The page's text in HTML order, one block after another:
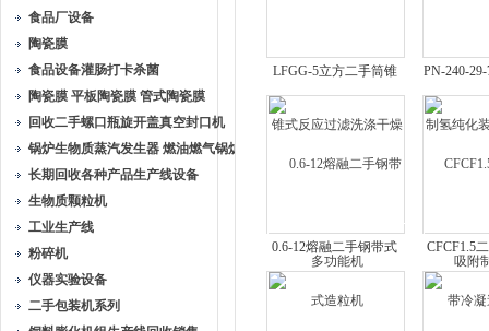
食品厂设备
陶瓷膜
食品设备灌肠打卡杀菌
陶瓷膜 平板陶瓷膜 管式陶瓷膜
回收二手螺口瓶旋开盖真空封口机
锅炉生物质蒸汽发生器 燃油燃气锅炉
长期回收各种产品生产线设备
生物质颗粒机
工业生产线
粉碎机
仪器实验设备
二手包装机系列
LFGG-5立方二手筒锥
式反应过滤洗涤干燥多
功能机
PN-240-
纯化装置
制
0.6-12熔融二手钢带式
造粒机
CFCF1.5
冷凝